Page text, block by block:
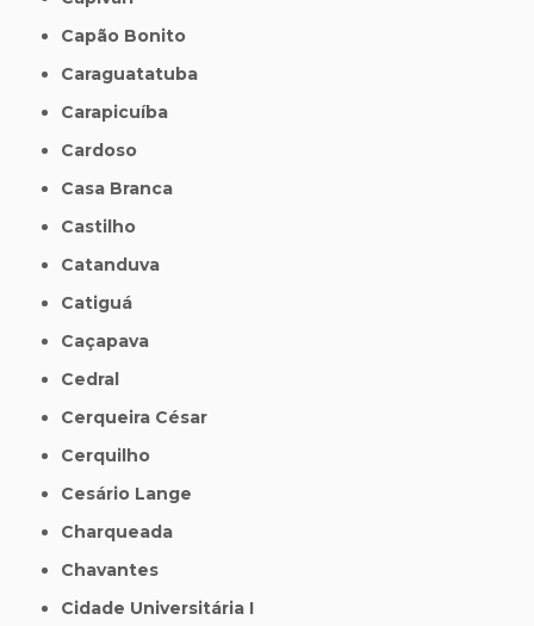
Capão Bonito
Caraguatatuba
Carapicuíba
Cardoso
Casa Branca
Castilho
Catanduva
Catiguá
Caçapava
Cedral
Cerqueira César
Cerquilho
Cesário Lange
Charqueada
Chavantes
Cidade Universitária I